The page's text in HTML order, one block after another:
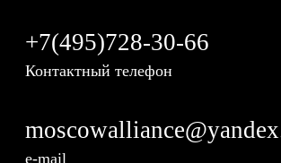
+7(495)728-30-66
Контактный телефон
e-mail